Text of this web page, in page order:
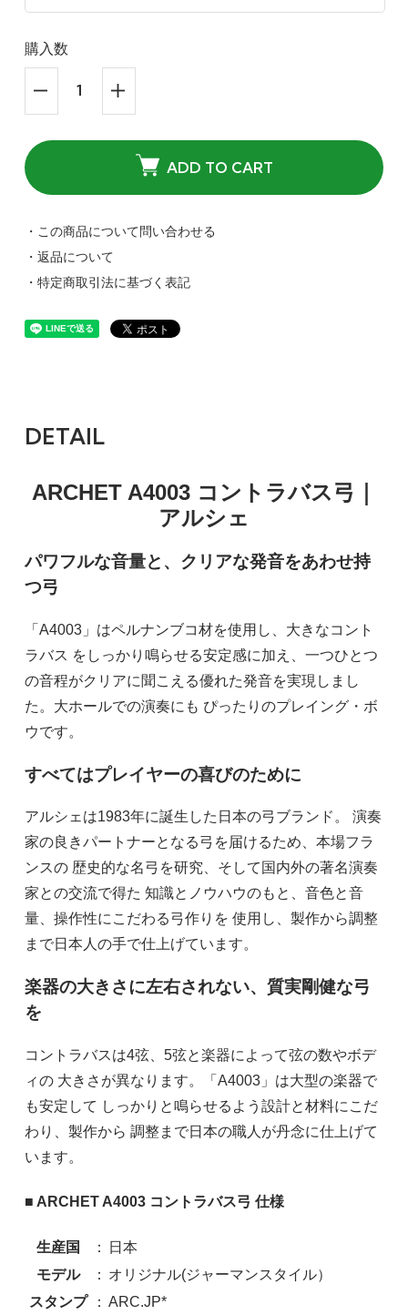
購入数
ADD TO CART
・この商品について問い合わせる
・返品について
・特定商取引法に基づく表記
DETAIL
ARCHET A4003 コントラバス弓｜
アルシェ
パワフルな音量と、クリアな発音をあわせ持
つ弓
「A4003」はペルナンブコ材を使用し、大きなコント
ラバス をしっかり鳴らせる安定感に加え、一つひとつ
の音程がクリアに聞こえる優れた発音を実現しまし
た。大ホールでの演奏にも ぴったりのプレイング・ボ
ウです。
すべてはプレイヤーの喜びのために
アルシェは1983年に誕生した日本の弓ブランド。 演奏
家の良きパートナーとなる弓を届けるため、本場フラ
ンスの 歴史的な名弓を研究、そして国内外の著名演奏
家との交流で得た 知識とノウハウのもと、音色と音
量、操作性にこだわる弓作りを 使用し、製作から調整
まで日本人の手で仕上げています。
楽器の大きさに左右されない、質実剛健な弓
を
コントラバスは4弦、5弦と楽器によって弦の数やボデ
ィの 大きさが異なります。「A4003」は大型の楽器で
も安定して しっかりと鳴らせるよう設計と材料にこだ
わり、製作から 調整まで日本の職人が丹念に仕上げて
います。
■ ARCHET A4003 コントラバス弓 仕様
生産国 ：
日本
モデル
： オリジナル(ジャーマンスタイル）
スタンプ
： ARC.JP*
サイズを選択してください